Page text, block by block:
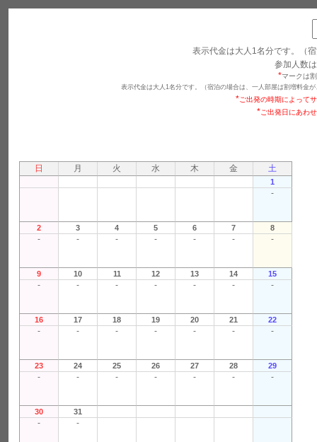
表示代金は大人1名分です。（
参加人数は
*マークは
表示代金は大人1名分です。（宿泊の場合は、一人部屋は割増料金
*ご出発の時期によって
*ご出発日にあわ
日 月 火 水 木 金 土
1
-
2 3 4 5 6 7 8
- - - - - - -
9 10 11 12 13 14 15
- - - - - - -
16 17 18 19 20 21 22
- - - - - - -
23 24 25 26 27 28 29
- - - - - - -
30 31
- -